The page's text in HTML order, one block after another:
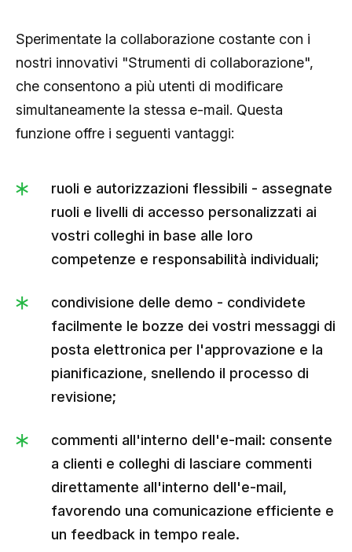
Sperimentate la collaborazione costante con i
nostri innovativi "Strumenti di collaborazione",
che consentono a più utenti di modificare
simultaneamente la stessa e-mail. Questa
funzione offre i seguenti vantaggi:
ruoli e autorizzazioni flessibili - assegnate
ruoli e livelli di accesso personalizzati ai
vostri colleghi in base alle loro
competenze e responsabilità individuali;
condivisione delle demo - condividete
facilmente le bozze dei vostri messaggi di
posta elettronica per l'approvazione e la
pianificazione, snellendo il processo di
revisione;
commenti all'interno dell'e-mail: consente
a clienti e colleghi di lasciare commenti
direttamente all'interno dell'e-mail,
favorendo una comunicazione efficiente e
un feedback in tempo reale.